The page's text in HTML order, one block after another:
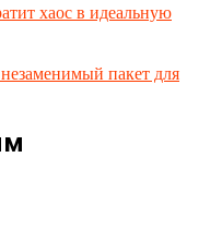
хаос в идеальную
пакет для